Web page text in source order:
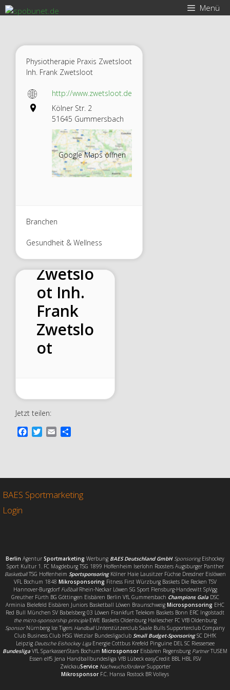
Zum
Inhalt
Menü
Physiotherapie Praxis Zwetsloot
Inh. Frank Zwetsloot
http://www.zwetsloot.de
Kölner Str. 2
51645 Gummersbach
Google Maps öffnen
Branchen
Gesundheit & Wellness
Physiot
herapie
Praxis
Zwetslo
ot Inh.
Frank
Zwetslo
ot
Jetzt teilen:
o
k
r
BAES Sportmarketing
Login
Berlin Agentur Sportmarketing Werbung BAES Deutschland GmbH SponsoringEishockey
Sport Kultur 1. FC Magdeburg TSG 1899 Hoffenheim Iserlohn Roosters Augsburger Panther
BasketballTSG Hoffenheim SportsponsoringKölner Haie Lausitzer Füchse Dresdner Eislöwen
VFL Bochum 1848 Mikrosponsoring Fitness First Würzburg Baskets Die Recken TSV
Hannover-Burgdorf FußballRhein-Neckar Löwen SG Sport Flensburg-Handewitt SpVgg
Greuther Fürth BG Göttingen Eisbären Berlin VfL Gummersbach Champions GalaDSC
Arminia Bielefeld Eisbären Juniors Basketball Löwen Braunschweig Microsponsoring EHC
Red Bull München SV Babelsberg 03 Löwen Frankfurt Telekom Baskets Bonn ERC Ingolstadt
the micro-sponsorship principleEWE Baskets Oldenburg Hallescher FC VfB Oldenburg
SponsorNürnberg Ice Tigers HandballUnterstützerclub Saale Bulls Supporterclub Company
Club Business Club HSG Wetzlar Bundesligaclub Small Budget-SponsoringSC DHfK
Leipzig Deutsche Eishockey LigaEnergie Cottbus Krefeld Pinguine DEL SC Riessersee
Bundesliga VfL SparkassenStars Bochum MicrosponsorEisbären Regensburg PartnerTUSEM
Essen elf5 Jena Handballbundesliga VfB Lübeck easyCredit BBL HBL FSV
ZwickauService NachwuchsfördererSupporter
MikrosponsorF.C. Hansa Rostock BR Volleys